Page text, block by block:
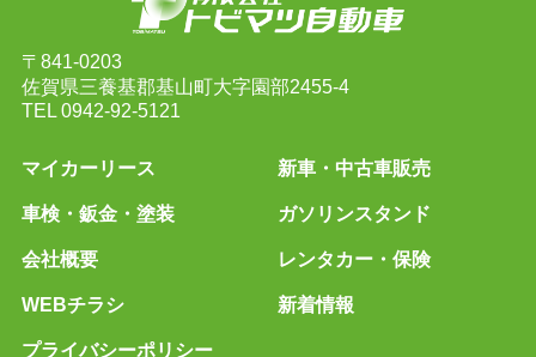
〒841-0203
佐賀県三養基郡基山町大字園部2455-4
TEL0942-92-5121
マイカーリース 新車・中古車販売
車検・鈑金・塗装 ガソリンスタンド
レンタカー・保険
会社概要
新着情報
WEBチラシ
プライバシーポリシー